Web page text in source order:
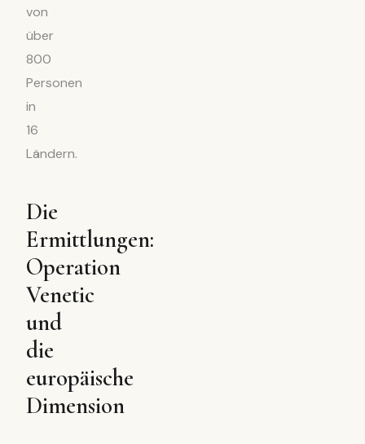
von
über
800
Personen
in
16
Ländern.
Die
Ermittlungen:
Operation
Venetic
und
die
europäische
Dimension